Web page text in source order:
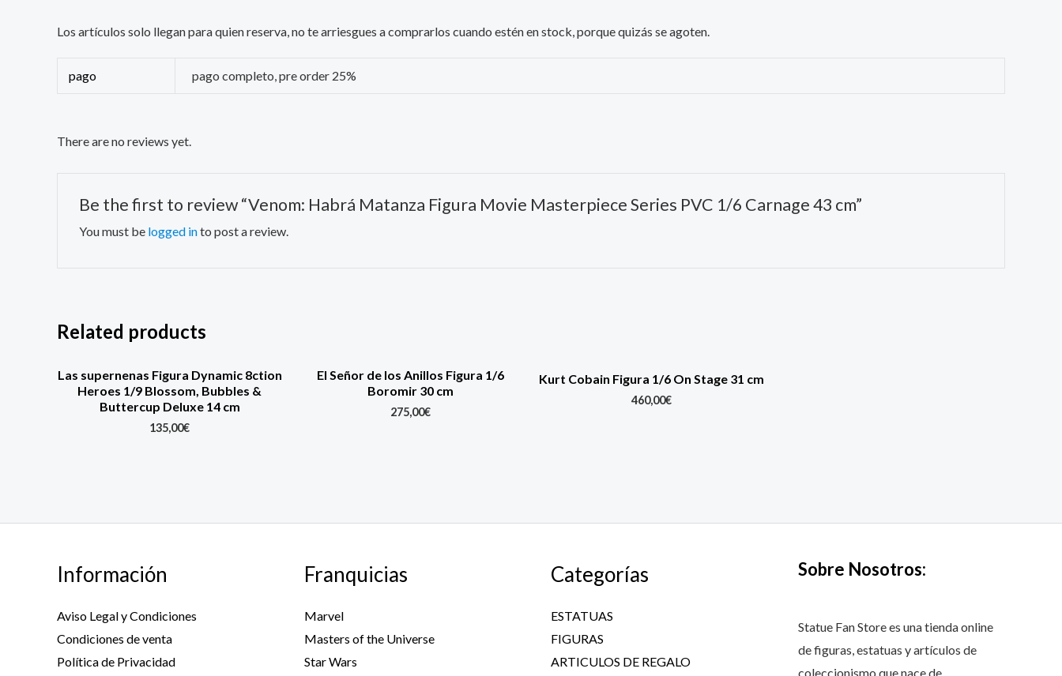
Los artículos solo llegan para quien reserva, no te arriesgues a comprarlos cuando estén en stock, porque quizás se agoten.
pago pago completo, pre order 25%
There are no reviews yet.
Be the first to review “Venom: Habrá Matanza Figura Movie Masterpiece Series PVC 1/6 Carnage 43 cm”
You must be logged into post a review.
Related products
Las supernenas Figura Dynamic 8ction
Heroes 1/9 Blossom, Bubbles &
Buttercup Deluxe 14 cm
135,00€
El Señor de los Anillos Figura 1/6
Boromir 30 cm
275,00€
Kurt Cobain Figura 1/6 On Stage 31 cm
460,00€
Información
Aviso Legal y Condiciones
Condiciones de venta
Política de Privacidad
Franquicias
Marvel
Masters of the Universe
Star Wars
Categorías
ESTATUAS
FIGURAS
ARTICULOS DE REGALO
Sobre Nosotros:
Statue Fan Store es una tienda online
de figuras, estatuas y artículos de
coleccionismo que nace de